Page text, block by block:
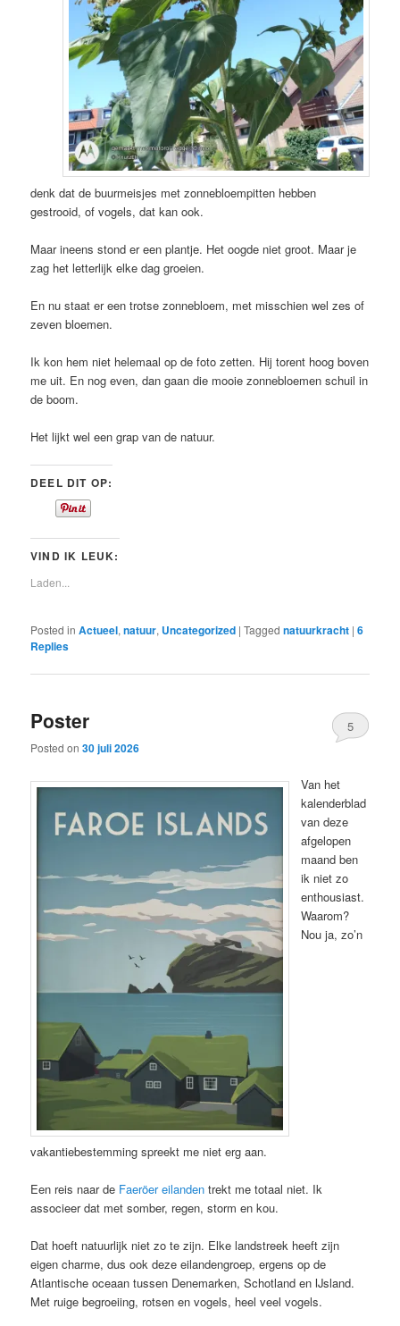
denk dat de buurmeisjes met zonnebloempitten hebben
gestrooid, of vogels, dat kan ook.
Maar ineens stond er een plantje. Het oogde niet groot. Maar je
zag het letterlijk elke dag groeien.
En nu staat er een trotse zonnebloem, met misschien wel zes of
zeven bloemen.
Ik kon hem niet helemaal op de foto zetten. Hij torent hoog boven
me uit. En nog even, dan gaan die mooie zonnebloemen schuil in
de boom.
Het lijkt wel een grap van de natuur.
DEEL DIT OP:
VIND IK LEUK:
Laden...
Posted in Actueel,natuur, Uncategorized |Tagged natuurkracht |6
Replies
Poster
Posted on30 juli 2026
5
Van het
kalenderblad
van deze
afgelopen
maand ben
ik niet zo
enthousiast.
Waarom?
Nou ja, zo’n
vakantiebestemming spreekt me niet erg aan.
Een reis naar de Faeröer eilanden trekt me totaal niet. Ik
associeer dat met somber, regen, storm en kou.
Dat hoeft natuurlijk niet zo te zijn. Elke landstreek heeft zijn
eigen charme, dus ook deze eilandengroep, ergens op de
Atlantische oceaan tussen Denemarken, Schotland en IJsland.
Met ruige begroeiing, rotsen en vogels, heel veel vogels.